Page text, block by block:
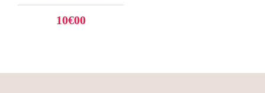
10€00